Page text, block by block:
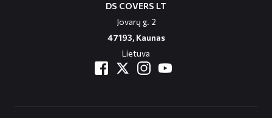
DS COVERS LT
Jovarų g. 2
47193, Kaunas
Lietuva